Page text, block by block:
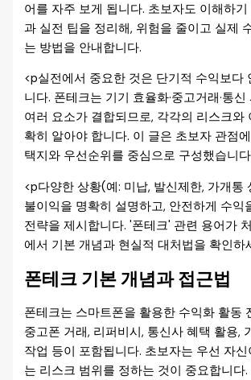
어를 자주 보게 됩니다. 초보자도 이해하
과 실전 팁을 정리해, 위험을 줄이고 실제
는 방법을 안내합니다.
<p실전에서 중요한 것은 단기적 수익보다
니다. 폰테크는 기기 효율화·중고거래·통
여러 요소가 결합되므로, 각각의 리스크와
확히 알아야 합니다. 이 글은 초보자 관점
택지와 우선순위를 중심으로 구성했습니
<p다양한 상황(예: 미납, 발신제한, 가개통
불이익을 명확히 설명하고, 안전하게 수익
전략을 제시합니다. '폰테크' 관련 용어가
에서 기본 개념과 현실적 대처법을 확인하
폰테크 기본 개념과 접근법
폰테크는 스마트폰을 활용한 수익화 활동
중고폰 거래, 리퍼비시, 통신사 혜택 활용,
작업 등이 포함됩니다. 초보자는 우선 자
는 리스크 범위를 정하는 것이 중요합니다.